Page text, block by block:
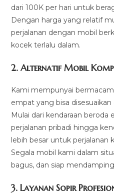
dari 100K per hari untuk
Dengan harga yang relatif
perjalanan dengan mobil
kocek terlalu dalam.
2. Alternatif Mobil
Kami mempunyai
empat yang bisa
Mulai dari kendaraan
perjalanan pribadi hingga
lebih besar untuk perjalanan
Segala mobil kami dalam
bagus, dan siap
3.Layanan Sopir